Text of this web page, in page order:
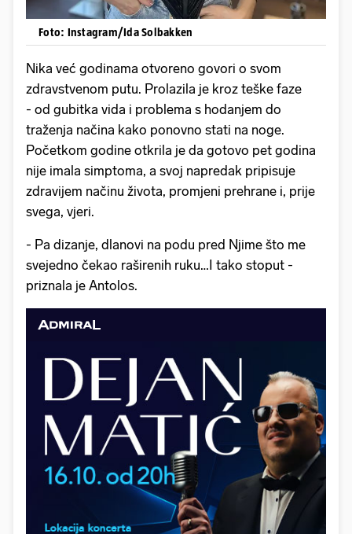
Foto: Instagram/Ida Solbakken
Nika već godinama otvoreno govori o svom
zdravstvenom putu. Prolazila je kroz teške faze
- od gubitka vida i problema s hodanjem do
traženja načina kako ponovno stati na noge.
Početkom godine otkrila je da gotovo pet godina
nije imala simptoma, a svoj napredak pripisuje
zdravijem načinu života, promjeni prehrane i, prije
svega, vjeri.
- Pa dizanje, dlanovi na podu pred Njime što me
svejedno čekao raširenih ruku…I tako stoput -
priznala je Antolos.